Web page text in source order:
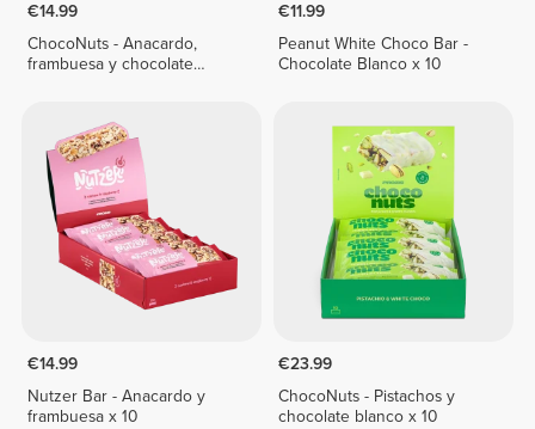
€14.99
ChocoNuts - Anacardo,
frambuesa y chocolate
€11.99
Peanut White Choco Bar -
Chocolate Blanco x 10
€14.99
Nutzer Bar - Anacardo y
frambuesa x 10
€23.99
ChocoNuts - Pistachos y
chocolate blanco x 10